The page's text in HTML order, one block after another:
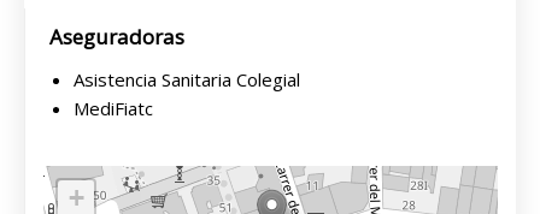
Aseguradoras
Asistencia Sanitaria Colegial
MediFiatc
+